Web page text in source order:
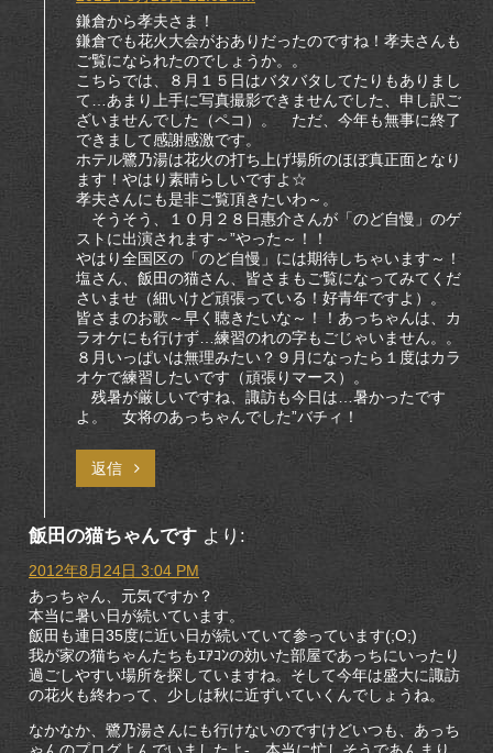
鎌倉から孝夫さま！
鎌倉でも花火大会がおありだったのですね！孝夫さんも
ご覧になられたのでしょうか。。
こちらでは、８月１５日はバタバタしてたりもありまし
て…あまり上手に写真撮影できませんでした、申し訳ご
ざいませんでした（ペコ）。 ただ、今年も無事に終了
できまして感謝感激です。
ホテル鷺乃湯は花火の打ち上げ場所のほぼ真正面となり
ます！やはり素晴らしいですよ☆
孝夫さんにも是非ご覧頂きたいわ～。
そうそう、１０月２８日惠介さんが「のど自慢」のゲ
ストに出演されます～”やった～！！
やはり全国区の「のど自慢」には期待しちゃいます～！
塩さん、飯田の猫さん、皆さまもご覧になってみてくだ
さいませ（細いけど頑張っている！好青年ですよ）。
皆さまのお歌～早く聴きたいな～！！あっちゃんは、カ
ラオケにも行けず…練習のれの字もごじゃいません。。
８月いっぱいは無理みたい？９月になったら１度はカラ
オケで練習したいです（頑張りマース）。
残暑が厳しいですね、諏訪も今日は…暑かったです
よ。 女将のあっちゃんでした”バチィ！
返信
飯田の猫ちゃんです より:
2012年8月24日 3:04 PM
あっちゃん、元気ですか？
本当に暑い日が続いています。
飯田も連日35度に近い日が続いていて参っています(;O;)
我が家の猫ちゃんたちもｴｱｺﾝの効いた部屋であっちにいったり
過ごしやすい場所を探していますね。そして今年は盛大に諏訪
の花火も終わって、少しは秋に近ずいていくんでしょうね。
なかなか、鷺乃湯さんにも行けないのですけどいつも、あっち